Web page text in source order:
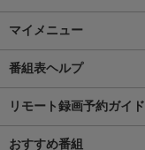
マイメニュー
番組表ヘルプ
リモート録画予約ガイド
おすすめ番組